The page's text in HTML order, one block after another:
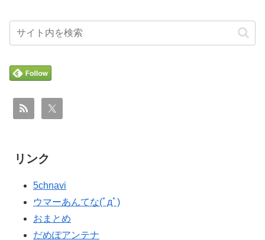
リンク
5chnavi
ウマーあんてな(ﾟдﾟ)
おまとめ
だめぽアンテナ